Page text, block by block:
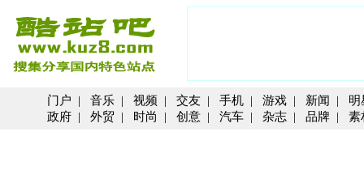
门户 | 音乐 | 视频 | 交友 | 手机 | 游戏 | 新闻 | 明
政府 | 外贸 | 时尚 | 创意 | 汽车 | 杂志 | 品牌 | 素